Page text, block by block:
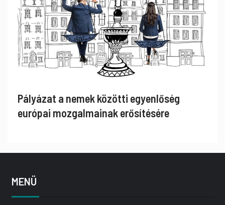
Pályázat a nemek közötti egyenlőség
európai mozgalmainak erősítésére
MENÜ